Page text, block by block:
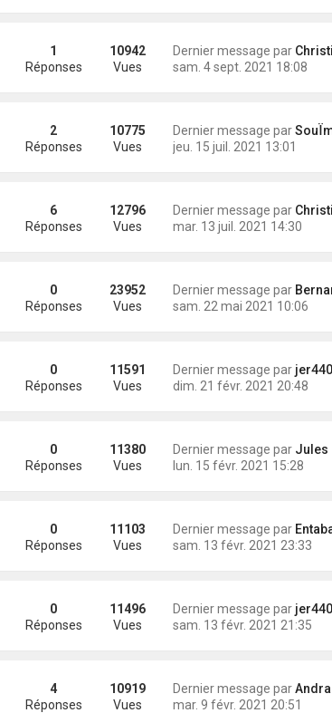
Dernier message par Christian
sam. 4 sept. 2021 18:08
1
Réponses
10942
Vues
Dernier message par
jeu. 15 juil. 2021 13:01
2
Réponses
10775
Vues
Dernier message par Christian
mar. 13 juil. 2021 14:30
6
Réponses
12796
Vues
Dernier message par Bernard (Major
sam. 22 mai 2021 10:06
0
Réponses
23952
Vues
Dernier message par
dim. 21 févr. 2021 20:48
0
Réponses
11591
Vues
Dernier message par Jules
lun. 15 févr. 2021 15:28
0
Réponses
11380
Vues
Dernier message par
sam. 13 févr. 2021 23:33
0
Réponses
11103
Vues
Dernier message par
sam. 13 févr. 2021 21:35
0
Réponses
11496
Vues
Dernier message par
mar. 9 févr. 2021 20:51
4
Réponses
10919
Vues